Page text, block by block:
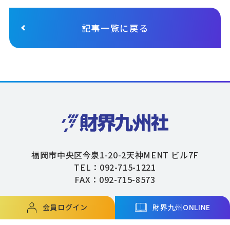
記事一覧に戻る
会員ログイン 財界九州ONLINE
福岡市中央区今泉1-20-2天神MENT ビル7F
TEL：092-715-1221
FAX：092-715-8573
Copyright © ZAIKAIKYUSHU Co,.Ltd. All Rights Reserved.